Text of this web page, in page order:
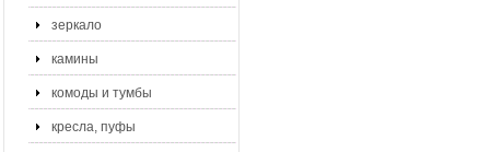
зеркало
камины
комоды и тумбы
кресла, пуфы